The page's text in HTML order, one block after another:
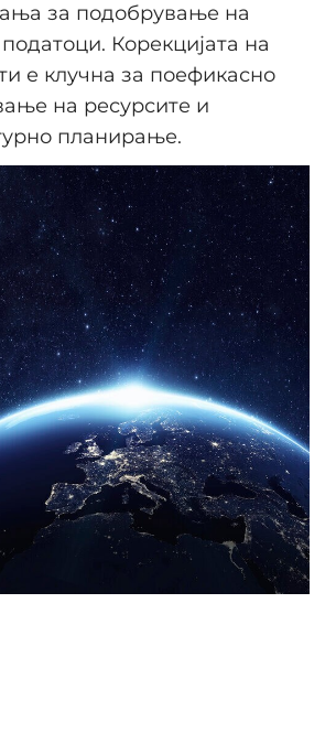
за подобрување на
Корекцијата на
е клучна за поефикасно
на ресурсите и
планирање.